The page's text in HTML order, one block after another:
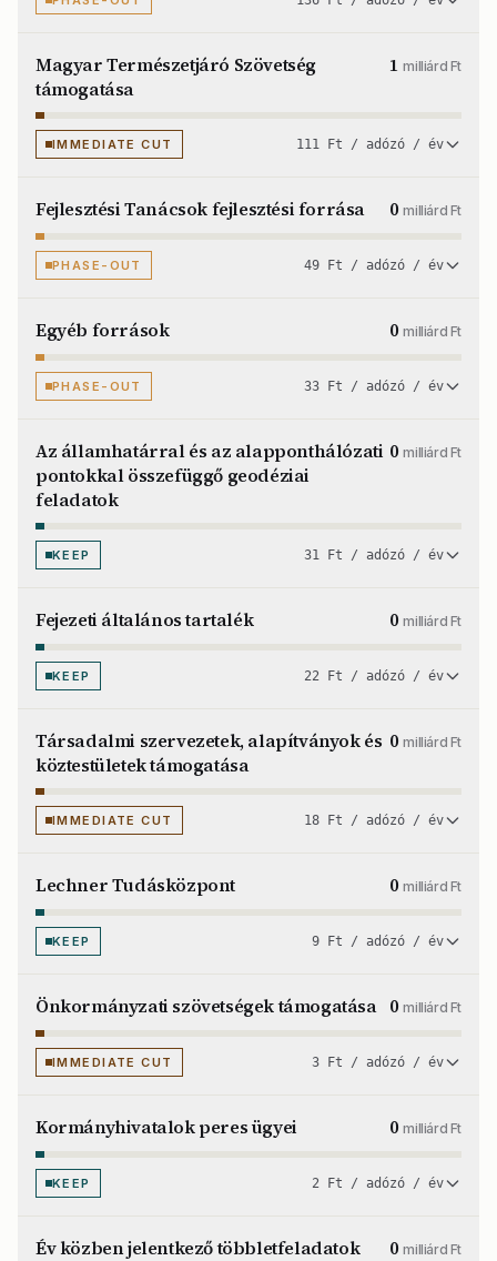
Magyar Természetjáró Szövetség
támogatása
1milliárd Ft
IMMEDIATE CUT 111 Ft / adózó / év
Fejlesztési Tanácsok fejlesztési forrása 0milliárd Ft
PHASE-OUT 49 Ft / adózó / év
Egyéb források 0milliárd Ft
PHASE-OUT 33 Ft / adózó / év
Az államhatárral és az alapponthálózati
pontokkal összefüggő geodéziai
feladatok
0milliárd Ft
KEEP 31 Ft / adózó / év
Fejezeti általános tartalék 0milliárd Ft
KEEP 22 Ft / adózó / év
Társadalmi szervezetek, alapítványok és
köztestületek támogatása
0milliárd Ft
IMMEDIATE CUT 18 Ft / adózó / év
Lechner Tudásközpont 0milliárd Ft
KEEP 9 Ft / adózó / év
Önkormányzati szövetségek támogatása 0milliárd Ft
IMMEDIATE CUT 3 Ft / adózó / év
Kormányhivatalok peres ügyei 0milliárd Ft
KEEP 2 Ft / adózó / év
Év közben jelentkező többletfeladatok 0milliárd Ft